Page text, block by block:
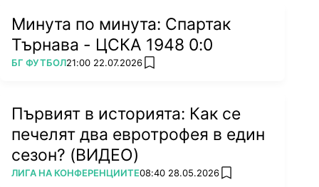
Минута по минута: Спартак
Търнава - ЦСКА 1948 0:0
ПОВЕЧЕ ОТ
БГ ФУТБОЛ21:00 22.07.2026 add favorites
Първият в историята: Как се
печелят два евротрофея в един
сезон? (ВИДЕО)
ПОВЕЧЕ ОТ
ЛИГА НА КОНФЕРЕНЦИИТЕ08:40 28.05.2026 add favorites